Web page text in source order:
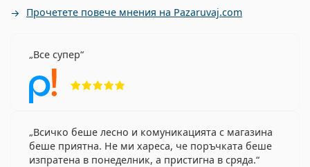
Прочетете повече мнения на Pazaruvaj.com
Все супер
Всичко беше лесно и комуникацията с магазина
беше приятна. Не ми хареса, че поръчката беше
изпратена в понеделник, а пристигна в сряда.